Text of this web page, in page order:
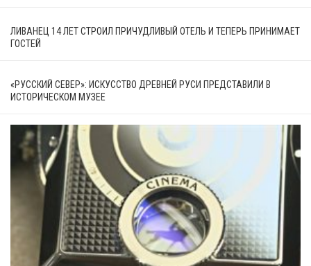
ЛИВАНЕЦ 14 ЛЕТ СТРОИЛ ПРИЧУДЛИВЫЙ ОТЕЛЬ И ТЕПЕРЬ ПРИНИМАЕТ
ГОСТЕЙ
«РУССКИЙ СЕВЕР»: ИСКУССТВО ДРЕВНЕЙ РУСИ ПРЕДСТАВИЛИ В
ИСТОРИЧЕСКОМ МУЗЕЕ